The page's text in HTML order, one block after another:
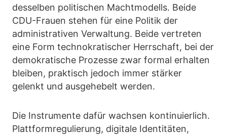
desselben politischen Machtmodells. Beide
CDU-Frauen stehen für eine Politik der
administrativen Verwaltung. Beide vertreten
eine Form technokratischer Herrschaft, bei der
demokratische Prozesse zwar formal erhalten
bleiben, praktisch jedoch immer stärker
gelenkt und ausgehebelt werden.
Die Instrumente dafür wachsen kontinuierlich.
Plattformregulierung, digitale Identitäten,